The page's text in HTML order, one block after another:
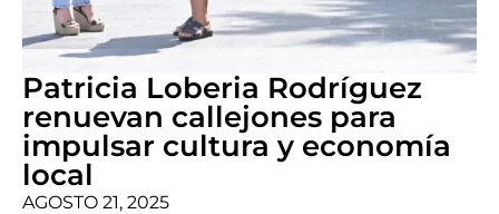
Patricia Loberia Rodríguez
renuevan callejones para
impulsar cultura y economía
local
AGOSTO 21, 2025